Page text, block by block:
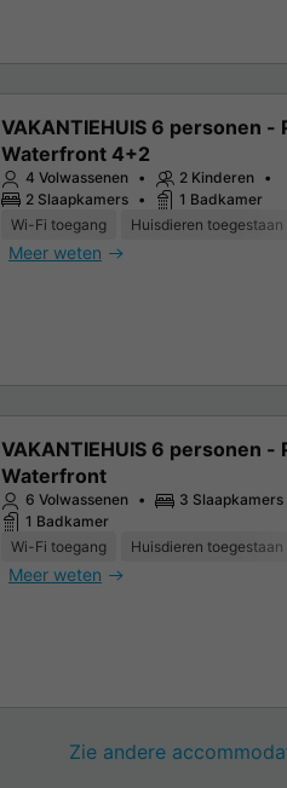
VAKANTIEHUIS 6 personen -
Waterfront 4+2
4 Volwassenen
2 Kinderen
2 Slaapkamers
1 Badkamer
Wi-Fi toegang
Huisdieren toegestaan
Meer weten
VAKANTIEHUIS 6 personen -
Waterfront
6 Volwassenen
3 Slaapkamers
1 Badkamer
Wi-Fi toegang
Huisdieren toegestaan
Meer weten
Zie andere